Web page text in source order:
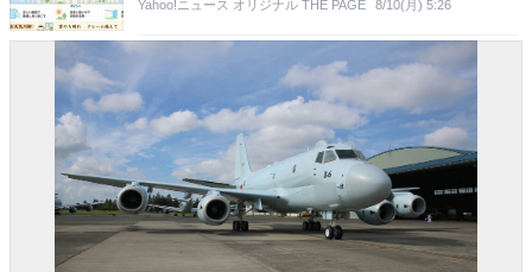
Yahoo!ニュース オリジナル THE PAGE 8/10(月) 5:26